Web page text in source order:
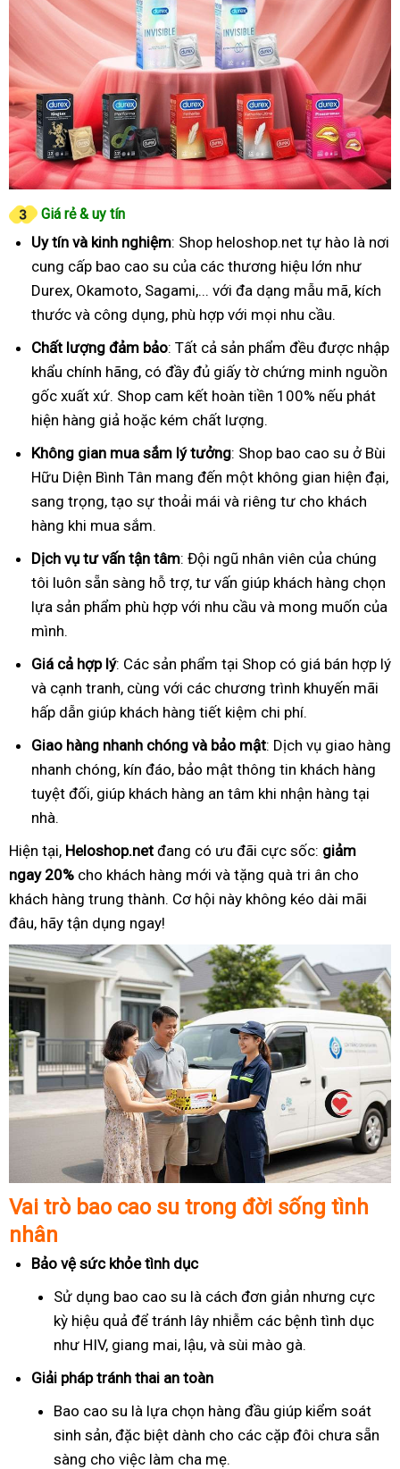
Giá rẻ & uy tín
Uy tín và kinh nghiệm: Shop heloshop.net tự hào là nơi
cung cấp bao cao su của các thương hiệu lớn như
Durex, Okamoto, Sagami,... với đa dạng mẫu mã, kích
thước và công dụng, phù hợp với mọi nhu cầu.
Chất lượng đảm bảo: Tất cả sản phẩm đều được nhập
khẩu chính hãng, có đầy đủ giấy tờ chứng minh nguồn
gốc xuất xứ. Shop cam kết hoàn tiền 100% nếu phát
hiện hàng giả hoặc kém chất lượng.
Không gian mua sắm lý tưởng: Shop bao cao su ở Bùi
Hữu Diện Bình Tân mang đến một không gian hiện đại,
sang trọng, tạo sự thoải mái và riêng tư cho khách
hàng khi mua sắm.
Dịch vụ tư vấn tận tâm: Đội ngũ nhân viên của chúng
tôi luôn sẵn sàng hỗ trợ, tư vấn giúp khách hàng chọn
lựa sản phẩm phù hợp với nhu cầu và mong muốn của
mình.
Giá cả hợp lý: Các sản phẩm tại Shop có giá bán hợp lý
và cạnh tranh, cùng với các chương trình khuyến mãi
hấp dẫn giúp khách hàng tiết kiệm chi phí.
Giao hàng nhanh chóng và bảo mật: Dịch vụ giao hàng
nhanh chóng, kín đáo, bảo mật thông tin khách hàng
tuyệt đối, giúp khách hàng an tâm khi nhận hàng tại
nhà.
Hiện tại, Heloshop.net đang có ưu đãi cực sốc: giảm
ngay 20% cho khách hàng mới và tặng quà tri ân cho
khách hàng trung thành. Cơ hội này không kéo dài mãi
đâu, hãy tận dụng ngay!
Vai trò bao cao su trong đời sống tình
nhân
Bảo vệ sức khỏe tình dục
Sử dụng bao cao su là cách đơn giản nhưng cực
kỳ hiệu quả để tránh lây nhiễm các bệnh tình dục
như HIV, giang mai, lậu, và sùi mào gà.
Giải pháp tránh thai an toàn
Bao cao su là lựa chọn hàng đầu giúp kiểm soát
sinh sản, đặc biệt dành cho các cặp đôi chưa sẵn
sàng cho việc làm cha mẹ.